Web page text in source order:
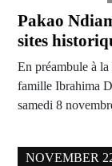
Pakao
sites
En préambule à
famille Ibrahima
samedi 8
NOVEMBER